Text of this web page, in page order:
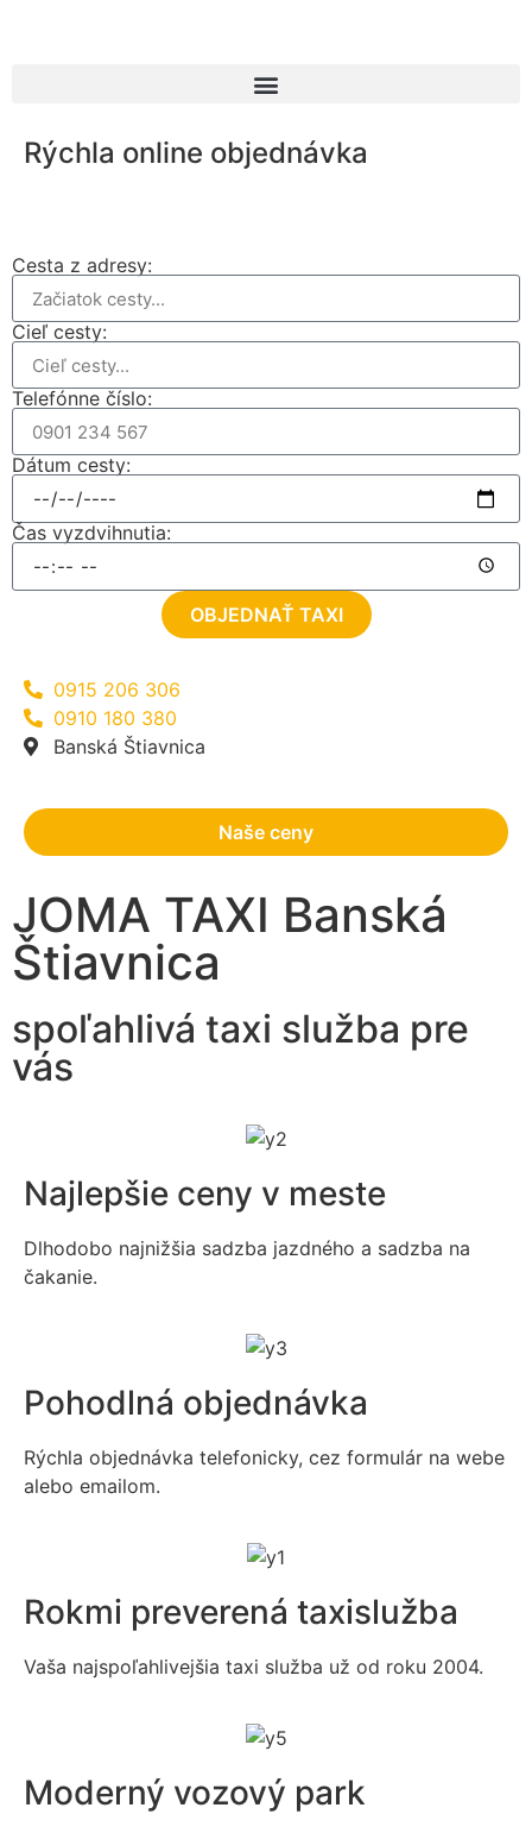
Rýchla online objednávka
Cesta z adresy:
Cieľ cesty:
Telefónne číslo:
Dátum cesty:
Čas vyzdvihnutia:
OBJEDNAŤ TAXI
0915 206 306
0910 180 380
Banská Štiavnica
Naše ceny
JOMA TAXI Banská
Štiavnica
spoľahlivá taxi služba pre
vás
Najlepšie ceny v meste
Dlhodobo najnižšia sadzba jazdného a sadzba na
čakanie.
Pohodlná objednávka
Rýchla objednávka telefonicky, cez formulár na webe
alebo emailom.
Rokmi preverená taxislužba
Vaša najspoľahlivejšia taxi služba už od roku 2004.
Moderný vozový park